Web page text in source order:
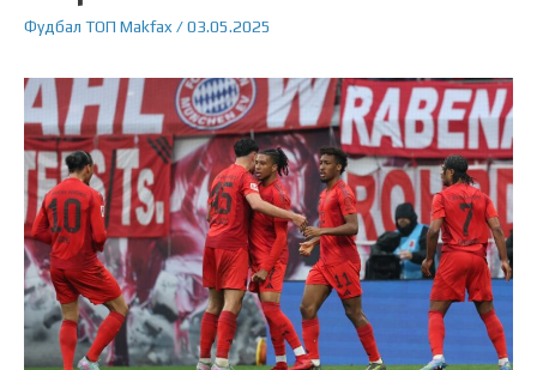
Фудбал ТОП Makfax /03.05.2025